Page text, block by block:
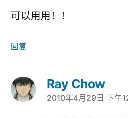
可以用用！！
回复
Ray Chow
说：
2010年4月29日 下午